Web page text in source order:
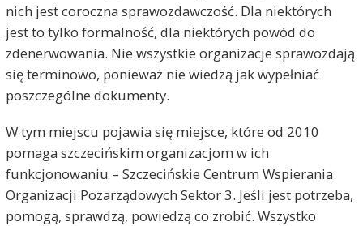
nich jest coroczna sprawozdawczość. Dla niektórych
jest to tylko formalność, dla niektórych powód do
zdenerwowania. Nie wszystkie organizacje sprawozdają
się terminowo, ponieważ nie wiedzą jak wypełniać
poszczególne dokumenty.
W tym miejscu pojawia się miejsce, które od 2010
pomaga szczecińskim organizacjom w ich
funkcjonowaniu – Szczecińskie Centrum Wspierania
Organizacji Pozarządowych Sektor 3. Jeśli jest potrzeba,
pomogą, sprawdzą, powiedzą co zrobić. Wszystko